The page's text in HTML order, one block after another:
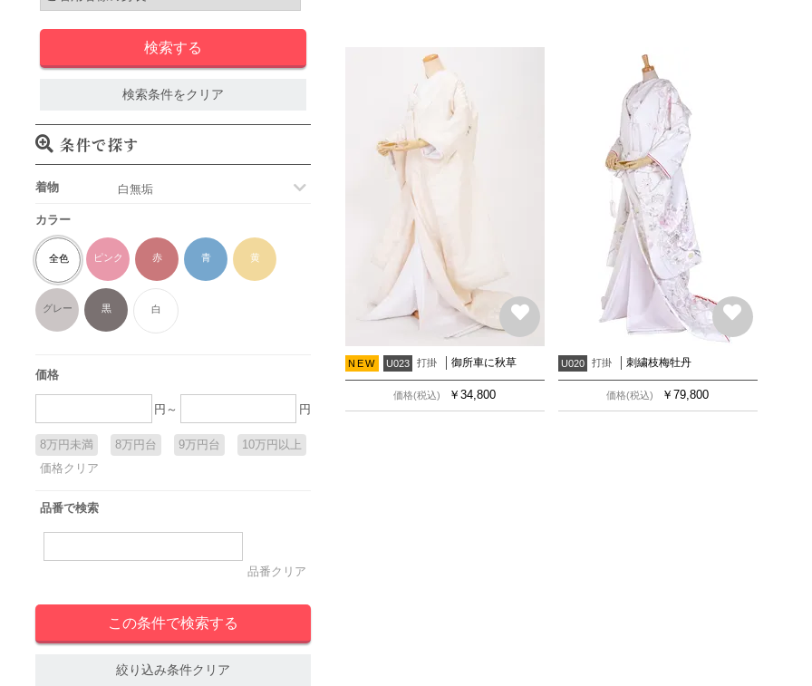
検索条件をクリア
条件で探す
着物
カラー
全色 ピンク 赤 青 黄
グレー 黒 白
価格
円～ 円
8万円未満 8万円台 9万円台
10万円以上
価格クリア
品番で検索
品番クリア
絞り込み条件クリア
NEW U023 打掛 御所車に秋草
価格(税込) ￥34,800
U020 打掛 刺繍枝梅牡丹
価格(税込) ￥79,800